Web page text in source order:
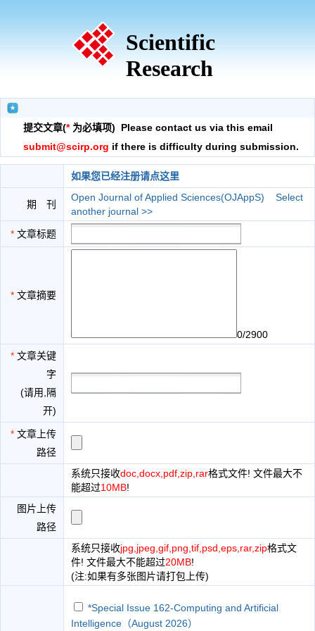
Scientific
Research
提交文章(*为必填项) Please contact us via this email
submit@scirp.org if there is difficulty during submission.
如果您已经注册请点这里
期 刊
Open Journal of Applied Sciences(OJAppS)
Select
another journal >>
* 文章标题
* 文章摘要
0/2900
* 文章关键
字
(请用,隔
开)
* 文章上传
路径
系统只接收doc,docx,pdf,zip,rar格式文件! 文件最大不
能超过10MB!
图片上传
路径
系统只接收jpg,jpeg,gif,png,tif,psd,eps,rar,zip格式文
件! 文件最大不能超过20MB!
(注:如果有多张图片请打包上传)
*Special Issue 162-Computing and Artificial
Intelligence（August 2026）